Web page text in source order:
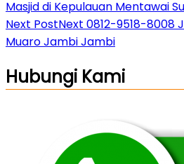
Masjid di Kepulauan Mentawai
Next PostNext 0812-9518-8008
Muaro Jambi Jambi
Hubungi Kami